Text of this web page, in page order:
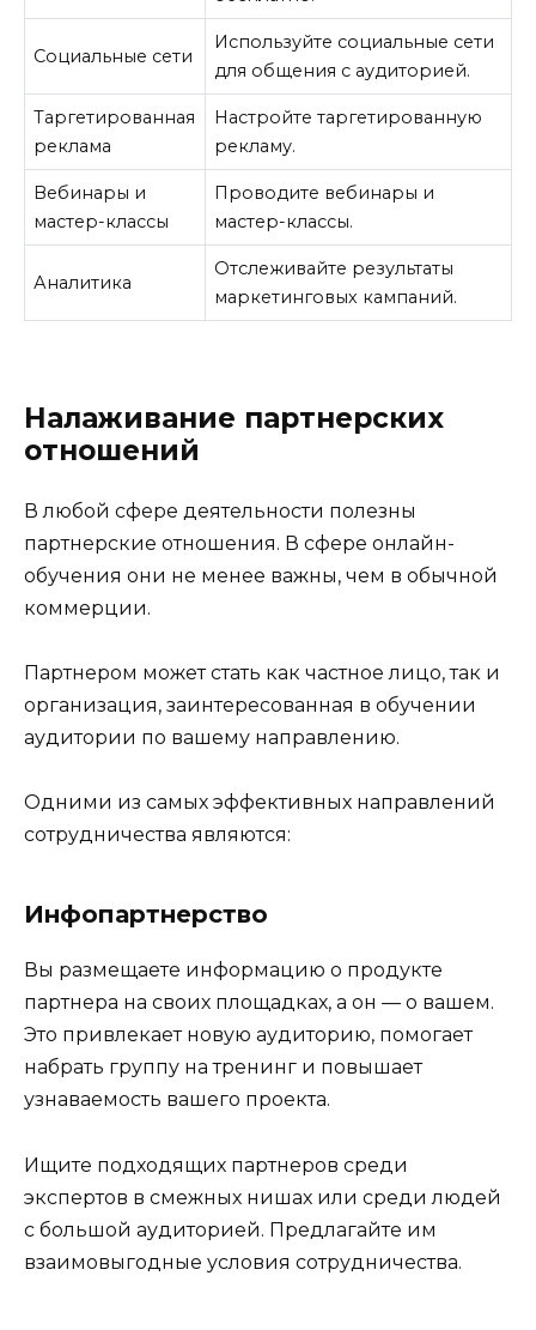
Социальные сети
Используйте социальные сети
для общения с аудиторией.
Таргетированная
реклама
Настройте таргетированную
рекламу.
Вебинары и
мастер-классы
Проводите вебинары и
мастер-классы.
Аналитика
Отслеживайте результаты
маркетинговых кампаний.
Налаживание партнерских
отношений
В любой сфере деятельности полезны
партнерские отношения. В сфере онлайн-
обучения они не менее важны, чем в обычной
коммерции.
Партнером может стать как частное лицо, так и
организация, заинтересованная в обучении
аудитории по вашему направлению.
Одними из самых эффективных направлений
сотрудничества являются:
Инфопартнерство
Вы размещаете информацию о продукте
партнера на своих площадках, а он — о вашем.
Это привлекает новую аудиторию, помогает
набрать группу на тренинг и повышает
узнаваемость вашего проекта.
Ищите подходящих партнеров среди
экспертов в смежных нишах или среди людей
с большой аудиторией. Предлагайте им
взаимовыгодные условия сотрудничества.